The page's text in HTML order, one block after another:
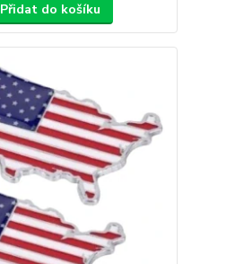
Přidat do košíku